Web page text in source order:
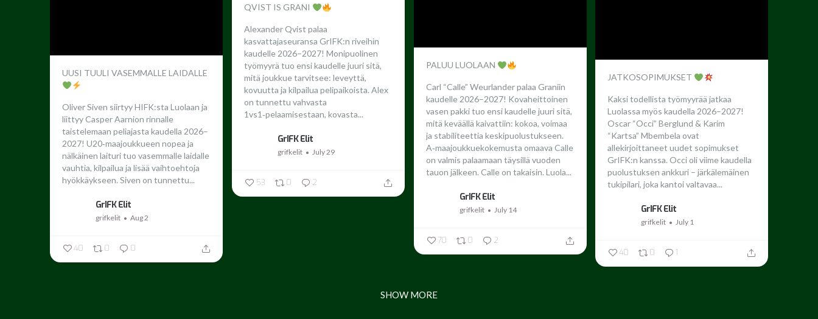
UUSI TUULI VASEMMALLE LAIDALLE
Oliver Siven siirtyy HIFK:sta Luolaan ja
liittyy Casper Aarnion rinnalle
taistelemaan peliajasta kaudella 2026–
2027! U20‑maajoukkueen nopea ja
nälkäinen laituri tuo vasemmalle laidalle
vauhtia, kilpailua ja lisää vaihtoehtoja
hyökkäykseen. Siven on tunnettu...
GrIFK Elit
grifkelit Aug 2
40 0 0
QVIST IS GRANI
Alexander Qvist palaa
kasvattajaseuransa GrIFK:n riveihin
kaudelle 2026–2027! Monipuolinen
työmyyrä tuo ensi kaudelle juuri sitä,
mitä joukkue tarvitsee: leveyttä,
kovuutta ja kilpailua pelipaikoista. Alex
on tunnettu vahvasta
1vs1‑pelaamisestaan, kovasta...
GrIFK Elit
grifkelit July 29
53 0 2
PALUU LUOLAAN
Carl “Calle” Weurlander palaa Graniin
kaudelle 2026–2027! Kovaheittoinen
vasen pakki tuo ensi kaudelle juuri sitä,
mitä keväällä kaivattiin: kokoa, voimaa
ja stabiliteettia keskipuolustukseen.
A‑maajoukkuekokemusta omaava Calle
on valmis palaamaan täysillä vuoden
tauon jälkeen. Calle on takaisin. Luola...
GrIFK Elit
grifkelit July 14
70 0 2
JATKOSOPIMUKSET
Kaksi todellista työmyyrää jatkaa
Luolassa myös kaudella 2026–2027!
Oscar “Occi” Berglund & Karim
“Kartsa” Mbembela ovat
allekirjoittaneet uudet sopimukset
GrIFK:n kanssa. Occi oli viime kaudella
puolustuksen ankkuri – järkälemäinen
tukipilari, joka kantoi valtavaa...
GrIFK Elit
grifkelit July 1
40 0 1
SHOW MORE